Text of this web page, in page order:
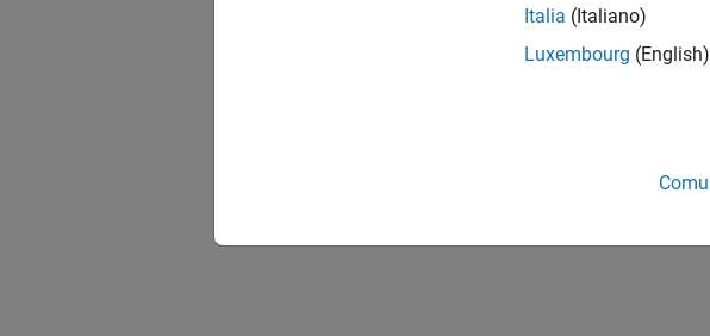
Italia (Italiano)
Luxembourg (English)